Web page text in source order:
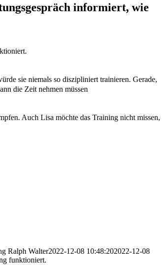
informiert, wie
sie niemals so diszipliniert trainieren. Gerade,
die Zeit nehmen müssen
Auch Lisa möchte das Training nicht missen,
Ralph Walter2022-12-08 10:48:202022-12-08
funktioniert.